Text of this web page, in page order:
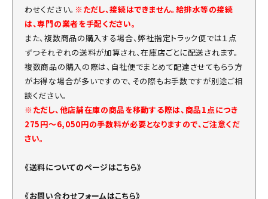
わせください。 ※ただし、接続はできません。給排水等の接続
は、専門の業者を手配ください。
また、複数商品の購入する場合、弊社指定トラック便では１点
ずつそれぞれの送料が加算され、在庫店ごとに配送されます。
複数商品の購入の際は、自社便でまとめて配達させてもらう方
がお得な場合が多いですので、その際もお手数ですが別途ご相
談ください。
※ただし、他店舗在庫の商品を移動する際は、商品1点につき
275円～6,050円の手数料が必要となりますので、ご注意くだ
さい。
《送料についてのページはこちら》
《お問い合わせフォームはこちら》